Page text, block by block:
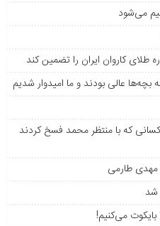
طلای کاروان ایران را تضمین کند
بچه‌ها عالی بودند و ما امیدوار شدیم
کسانی که با منتظر محمد فسخ کردند
طارمی
شد
بایکوت می‌کنیم!